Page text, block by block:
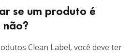
se um produto é
Clean Label, você deve ter